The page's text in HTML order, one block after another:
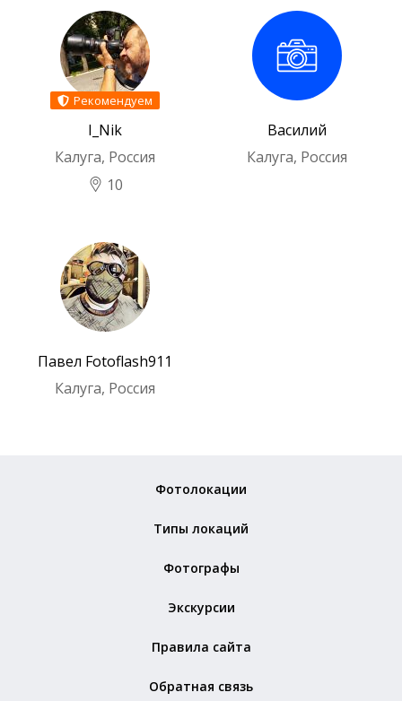
Рекомендуем
I_Nik
Калуга, Россия
10
Василий
Калуга, Россия
Павел Fotoflash911
Калуга, Россия
Фотолокации
Типы локаций
Фотографы
Экскурсии
Правила сайта
Обратная связь